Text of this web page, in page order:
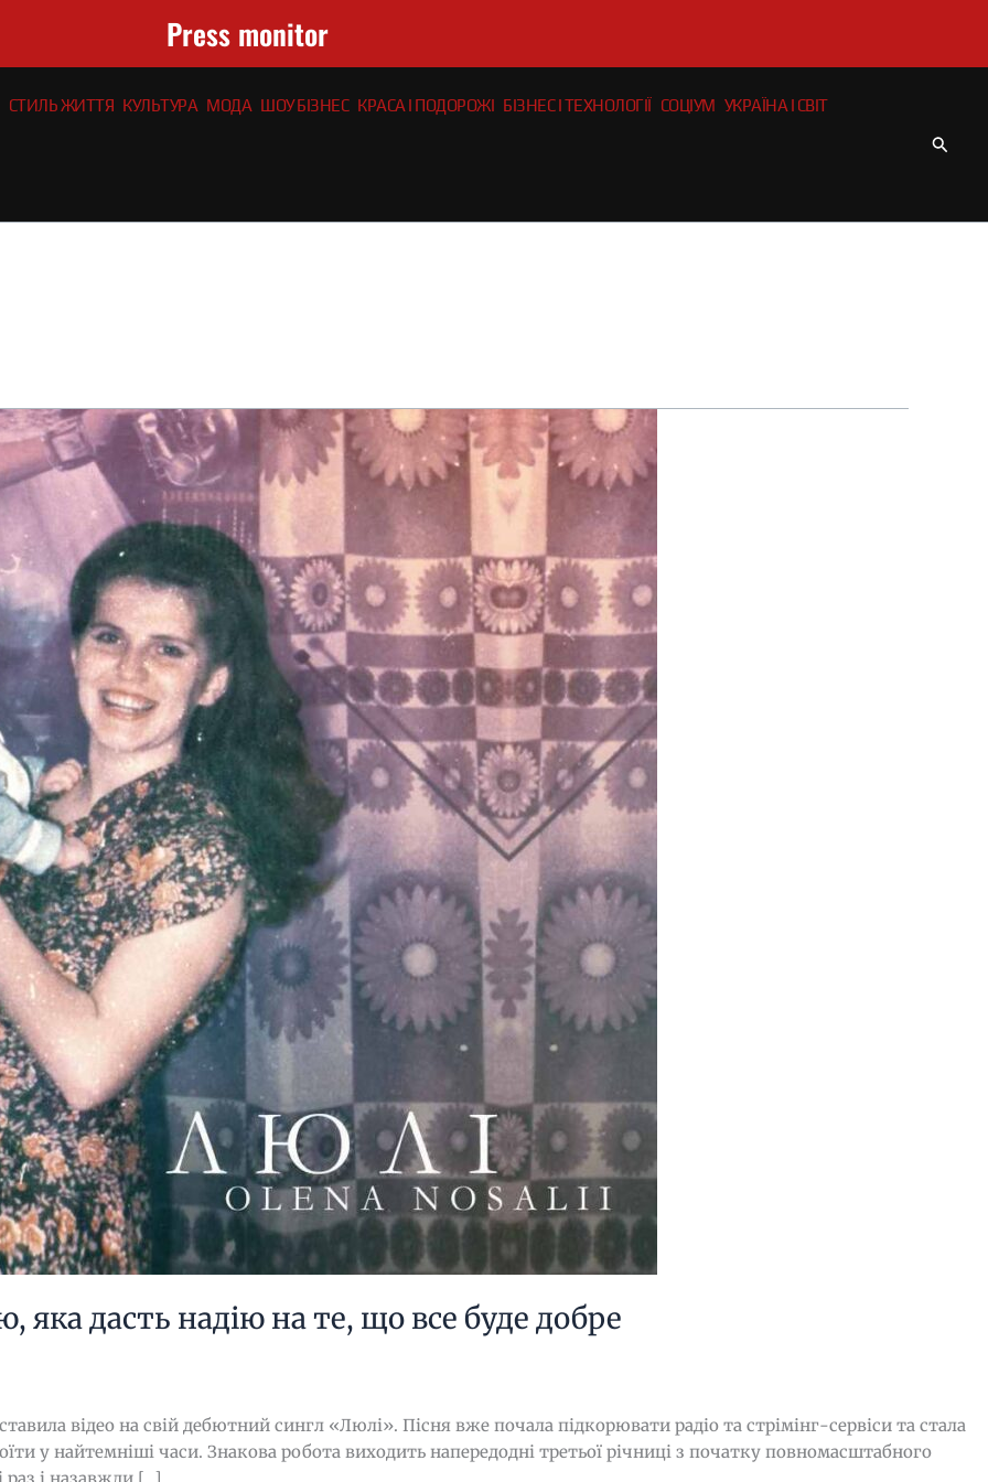
Press monitor
СТИЛЬ ЖИТТЯ КУЛЬТУРА МОДА ШОУ БІЗНЕС КРАСА І ПОДОРОЖІ БІЗНЕС І ТЕХНОЛОГІЇ СОЦІУМ УКРАЇНА І СВІТ
яка дасть надію на те, що все буде добре
відео на свій дебютний сингл «Люлі». Пісня вже почала підкорювати радіо та стрімінг-сервіси та стала
у найтемніші часи. Знакова робота виходить напередодні третьої річниці з початку повномасштабного
раз і назавжди […]